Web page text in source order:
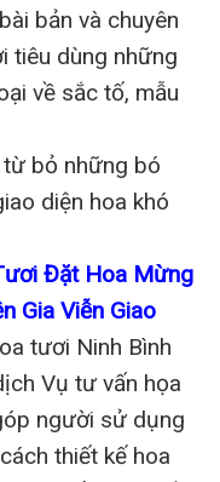
bản và chuyên
tiêu dùng những
về sắc tố, mẫu
bỏ những bó
diện hoa khó
Đặt Hoa Mừng
Gia Viễn Giao
tươi Ninh Bình
Vụ tư vấn họa
người sử dụng
thiết kế hoa